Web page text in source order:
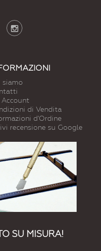
siamo
Account
di Vendita
d'Ordine
recensione su Google
SU MISURA!